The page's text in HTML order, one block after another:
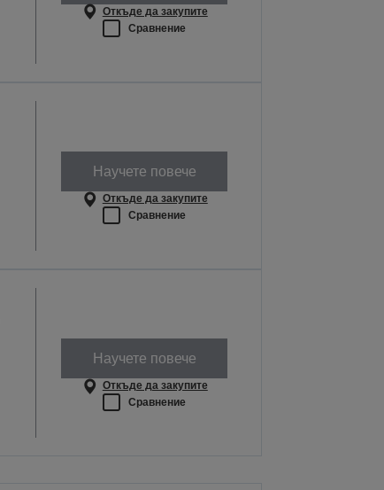
Откъде да закупите
Сравнение
Научете повече
Откъде да закупите
Сравнение
Научете повече
Откъде да закупите
Сравнение